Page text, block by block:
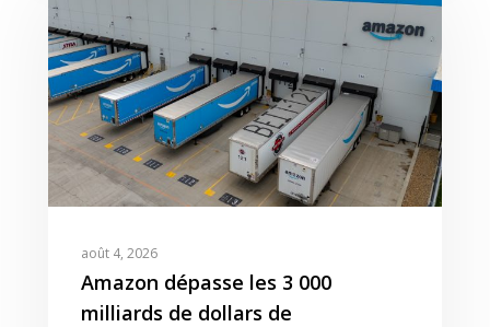
août 4, 2026
Amazon dépasse les 3 000
milliards de dollars de
Gestion des Reviews
Agence Amazon Ads
Partner
Amazon Advertising
Livres Blanc
Nos Podcasts
Nos Vidéos
Krooga SAS
38 Avenue de Saxe, 69006
T:+ 33 04 78 52 38 15